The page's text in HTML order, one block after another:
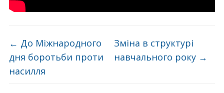
← До Міжнародного
дня боротьби проти
насилля
Зміна в структурі
навчального року →